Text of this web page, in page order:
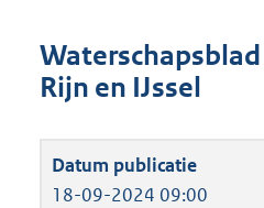
Rijn en IJssel
18-09-2024 09:00